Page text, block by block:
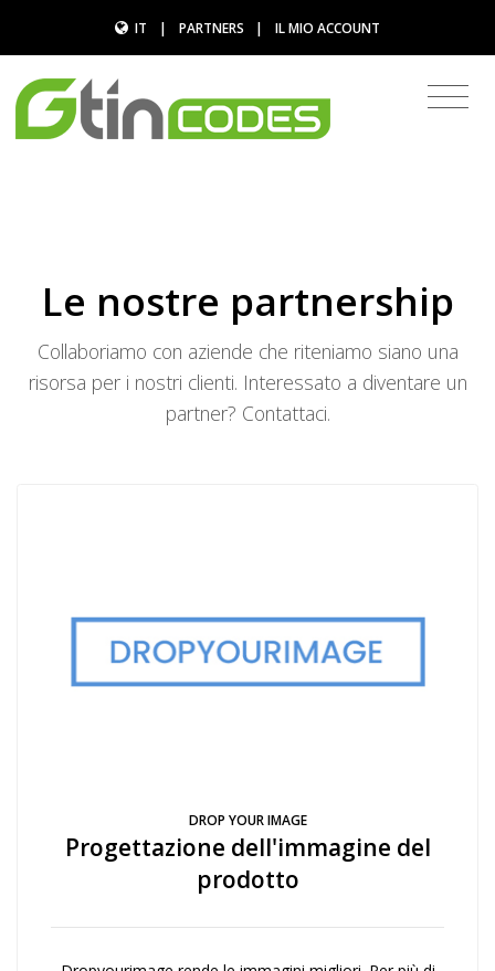
IT | PARTNERS | IL MIO ACCOUNT
Le nostre partnership
Collaboriamo con aziende che riteniamo siano una
risorsa per i nostri clienti. Interessato a diventare un
partner? Contattaci.
DROP YOUR IMAGE
Progettazione dell'immagine del
prodotto